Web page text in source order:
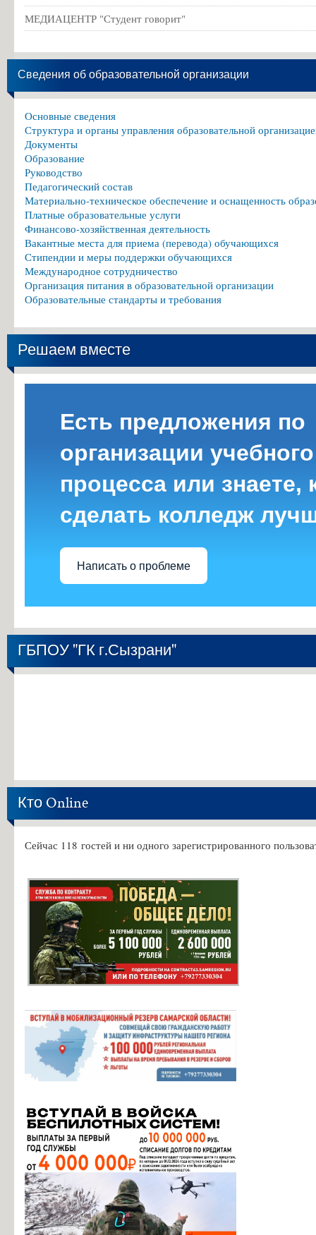
МЕДИАЦЕНТР "Студент говорит"
Сведения об образовательной организации
Основные сведения
Структура и органы управления образовательной
Документы
Образование
Руководство
Педагогический состав
Материально-техническое обеспечение и оснащенность
Платные образовательные услуги
Финансово-хозяйственная деятельность
Вакантные места для приема (перевода) обучающихся
Стипендии и меры поддержки обучающихся
Международное сотрудничество
Организация питания в образовательной организации
Образовательные стандарты и требования
Решаем вместе
Есть предложения по
организации учебного
процесса или знаете,
сделать колледж
Написать о проблеме
ГБПОУ "ГК г.Сызрани"
Кто Online
Сейчас 118 гостей и ни одного зарегистрированного